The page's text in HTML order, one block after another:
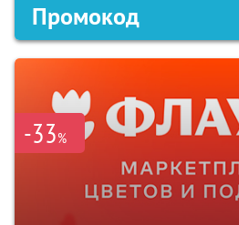
Промокод
-33%